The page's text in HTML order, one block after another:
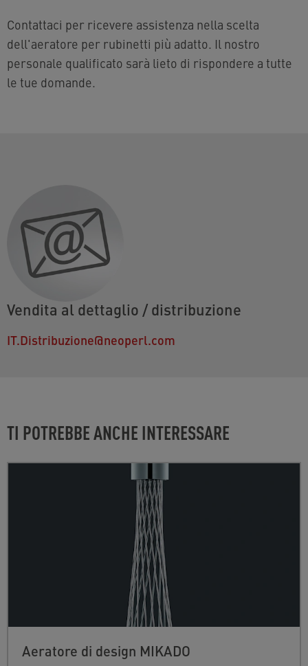
Contattaci per ricevere assistenza nella scelta
dell'aeratore per rubinetti più adatto. Il nostro
personale qualificato sarà lieto di rispondere a tutte
le tue domande.
Vendita al dettaglio / distribuzione
IT.Distribuzione@neoperl.com
TI POTREBBE ANCHE INTERESSARE
Aeratore di design MIKADO